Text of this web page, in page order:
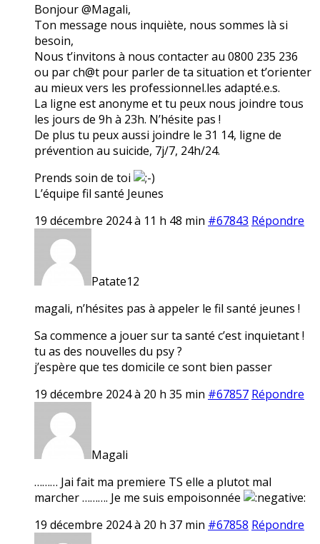
Bonjour @Magali,
Ton message nous inquiète, nous sommes là si
besoin,
Nous t’invitons à nous contacter au 0800 235 236
ou par ch@t pour parler de ta situation et t’orienter
au mieux vers les professionnel.les adapté.e.s.
La ligne est anonyme et tu peux nous joindre tous
les jours de 9h à 23h. N’hésite pas !
De plus tu peux aussi joindre le 31 14, ligne de
prévention au suicide, 7j/7, 24h/24.
Prends soin de toi
L’équipe fil santé Jeunes
19 décembre 2024 à 11 h 48 min #67843 Répondre
Patate12
magali, n’hésites pas à appeler le fil santé jeunes !
Sa commence a jouer sur ta santé c’est inquietant !
tu as des nouvelles du psy ?
j’espère que tes domicile ce sont bien passer
19 décembre 2024 à 20 h 35 min #67857 Répondre
Magali
……… Jai fait ma premiere TS elle a plutot mal
marcher ………. Je me suis empoisonnée
19 décembre 2024 à 20 h 37 min #67858 Répondre